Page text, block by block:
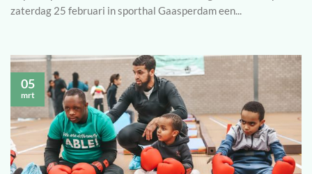
zaterdag 25 februari in sporthal Gaasperdam een...
05
mrt